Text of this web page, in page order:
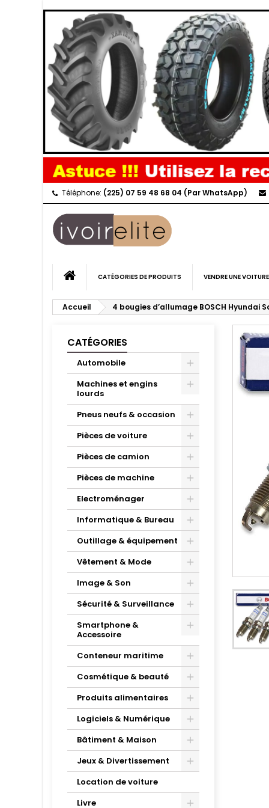
Téléphone: (225) 07 59 48 68 04 (Par WhatsApp)
CATÉGORIES DE PRODUITS VENDRE UNE VOITURE
Accueil 4 bougies d’allumage BOSCH Hyundai
CATÉGORIES
Automobile
Machines et engins
lourds
Pneus neufs & occasion
Pièces de voiture
Pièces de camion
Pièces de machine
Electroménager
Informatique & Bureau
Outillage & équipement
Vêtement & Mode
Image & Son
Sécurité & Surveillance
Smartphone &
Accessoire
Conteneur maritime
Cosmétique & beauté
Produits alimentaires
Logiciels & Numérique
Bâtiment & Maison
Jeux & Divertissement
Location de voiture
Livre